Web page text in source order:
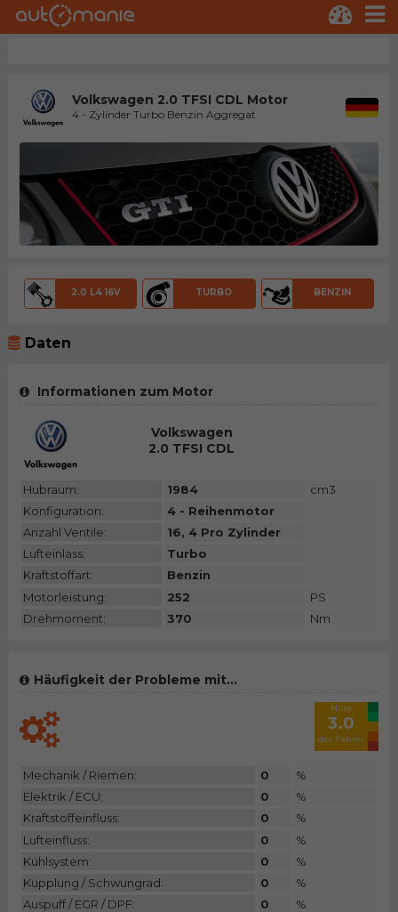
Volkswagen 2.0 TFSI CDL Motor
4 - Zylinder Turbo Benzin Aggregat
2.0 L4 16V TURBO BENZIN
Daten
Informationen zum Motor
Volkswagen
2.0 TFSI CDL
Hubraum: 1984
cm3
Konfiguration:
4 - Reihenmotor
Anzahl Ventile:
16, 4 Pro Zylinder
Lufteinlass:
Turbo
Kraftstoffart:
Benzin
Motorleistung:
252
PS
Drehmoment:
370 Nm
Häufigkeit der Probleme mit...
Note
3.0
der Fahrer
Mechanik / Riemen: 0
%
Elektrik / ECU:
0
%
Kraftstoffeinfluss:
0
%
Lufteinfluss:
0
%
Kühlsystem:
0
%
Kupplung / Schwungrad:
0
%
Auspuff / EGR / DPF:
0 %